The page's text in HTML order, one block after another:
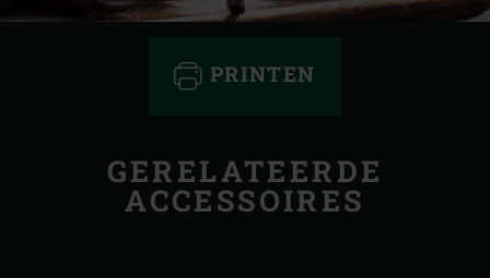
PRINTEN
GERELATEERDE
ACCESSOIRES